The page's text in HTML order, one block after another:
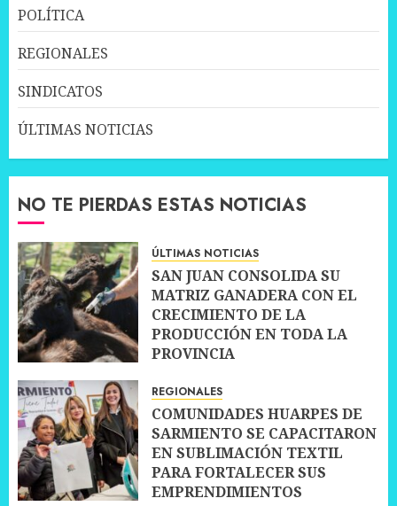
POLÍTICA
REGIONALES
SINDICATOS
ÚLTIMAS NOTICIAS
NO TE PIERDAS ESTAS NOTICIAS
ÚLTIMAS NOTICIAS
SAN JUAN CONSOLIDA SU
MATRIZ GANADERA CON EL
CRECIMIENTO DE LA
PRODUCCIÓN EN TODA LA
PROVINCIA
REGIONALES
COMUNIDADES HUARPES DE
SARMIENTO SE CAPACITARON
EN SUBLIMACIÓN TEXTIL
PARA FORTALECER SUS
EMPRENDIMIENTOS